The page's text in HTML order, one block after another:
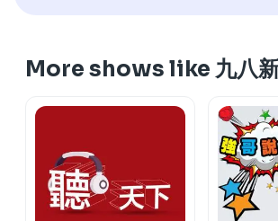
• APP Store：https://
• Google Play：https://
▍YouTube頻道：https://
https://news98radio.wixsite.com/
Powered by Firstory Hosting
📌即時評析
📌財報解析
📌聯準會
節目時間：週一至週五 早上七點至九點
本集播出日期：2026.08.06
-----
▍九八新聞台@大台北地區 FM98.1
▍官網：http://www.news98.com.tw
▍粉絲團：https://www.facebook.com/
▍線上收聽：https://pse.is/R5W29
More shows like 九八